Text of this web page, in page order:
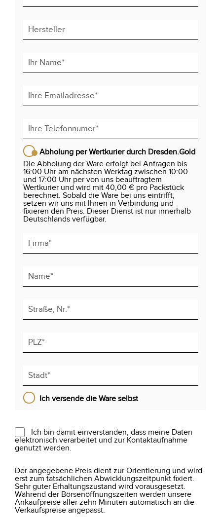
Abholung per Wertkurier durch Dresden.Gold
Die Abholung der Ware erfolgt bei Anfragen bis
16:00 Uhr am nächsten Werktag zwischen 10:00
und 17:00 Uhr per von uns beauftragtem
Wertkurier und wird mit 40,00 € pro Packstück
berechnet. Sobald die Ware bei uns eintrifft,
setzen wir uns mit lhnen in Verbindung und
fixieren den Preis. Dieser Dienst ist nur innerhalb
Deutschlands verfügbar.
Ich versende die Ware selbst
Ich bin damit einverstanden, dass meine Daten
elektronisch verarbeitet und zur Kontaktaufnahme
genutzt werden.
Der angegebene Preis dient zur Orientierung und wird
erst zum tatsächlichen Abwicklungszeitpunkt fixiert.
Sehr guter Erhaltungszustand wird vorausgesetzt.
Während der Börsenöffnungszeiten werden unsere
Ankaufpreise aller zehn Minuten automatisch an die
Verkaufspreise angepasst.